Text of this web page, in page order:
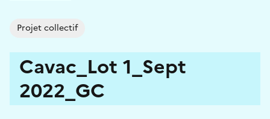
Projet collectif
Cavac_Lot 1_Sept
2022_GC